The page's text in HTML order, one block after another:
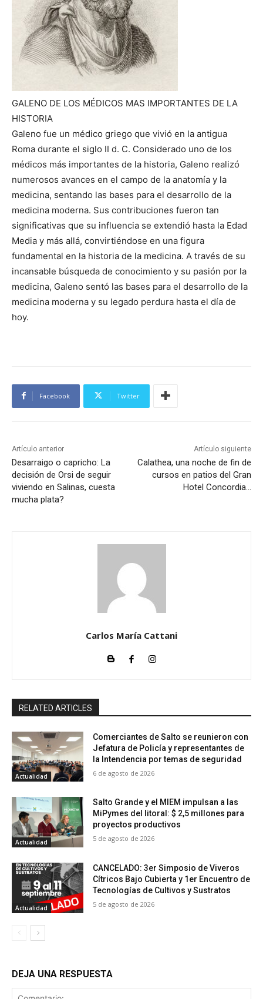
GALENO DE LOS MÉDICOS MAS IMPORTANTES DE LA
HISTORIA
Galeno fue un médico griego que vivió en la antigua
Roma durante el siglo II d. C. Considerado uno de los
médicos más importantes de la historia, Galeno realizó
numerosos avances en el campo de la anatomía y la
medicina, sentando las bases para el desarrollo de la
medicina moderna. Sus contribuciones fueron tan
significativas que su influencia se extendió hasta la Edad
Media y más allá, convirtiéndose en una figura
fundamental en la historia de la medicina. A través de su
incansable búsqueda de conocimiento y su pasión por la
medicina, Galeno sentó las bases para el desarrollo de la
medicina moderna y su legado perdura hasta el día de
hoy.
Facebook Twitter
Artículo anterior
Desarraigo o capricho: La
decisión de Orsi de seguir
viviendo en Salinas, cuesta
mucha plata?
Artículo siguiente
Calathea, una noche de fin de
cursos en patios del Gran
Hotel Concordia…
Carlos María Cattani
RELATED ARTICLES
Actualidad
Comerciantes de Salto se reunieron con
Jefatura de Policía y representantes de
la Intendencia por temas de seguridad
6 de agosto de 2026
Actualidad
Salto Grande y el MIEM impulsan a las
MiPymes del litoral: $ 2,5 millones para
proyectos productivos
5 de agosto de 2026
Actualidad
CANCELADO: 3er Simposio de Viveros
Cítricos Bajo Cubierta y 1er Encuentro de
Tecnologías de Cultivos y Sustratos
5 de agosto de 2026
DEJA UNA RESPUESTA